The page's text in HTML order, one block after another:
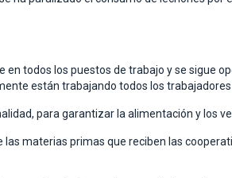
todos los puestos de trabajo y se sigue
están trabajando todos los trabajadores
para garantizar la alimentación y los
materias primas que reciben las